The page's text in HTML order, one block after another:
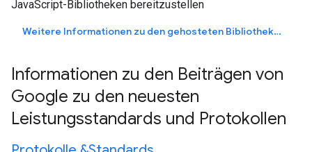
JavaScript-Bibliotheken bereitzustellen
Weitere Informationen zu den gehosteten Bibliotheken
Informationen zu den Beiträgen von
Google zu den neuesten
Leistungsstandards und Protokollen